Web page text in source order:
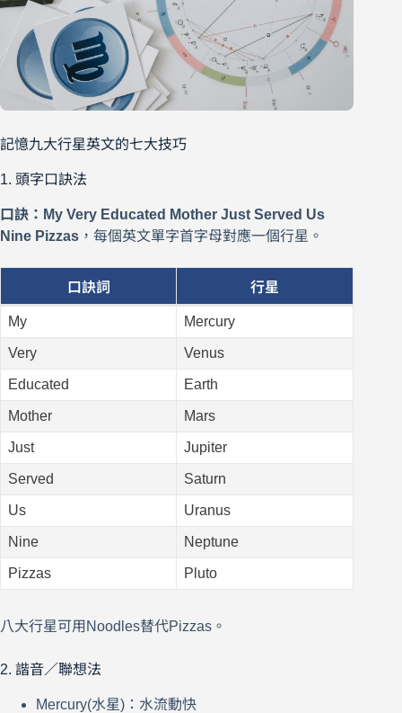
記憶九大行星英文的七大技巧
1. 頭字口訣法
口訣：My Very Educated Mother Just Served Us
Nine Pizzas ，每個英文單字首字母對應一個行星。
口訣詞 行星
My Mercury
Very Venus
Educated Earth
Mother Mars
Just Jupiter
Served Saturn
Us Uranus
Nine Neptune
Pizzas Pluto
八大行星可用Noodles替代Pizzas。
2. 諧音／聯想法
Mercury(水星)：水流動快